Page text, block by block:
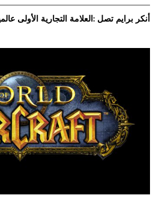
أنكر برايم تصل :العلامة التجارية الأولى